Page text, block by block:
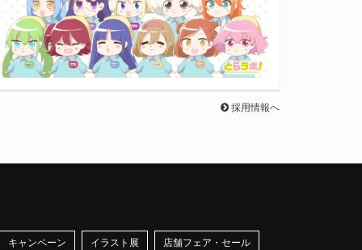
採用情報へ
キャンペーン イラスト展 店舗フェア・セール